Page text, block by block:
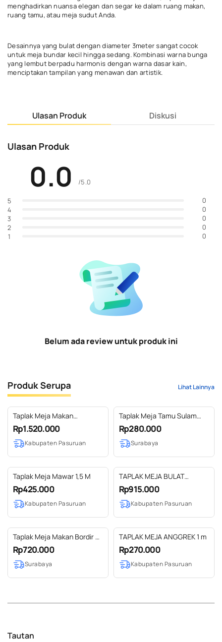
menghadirkan nuansa elegan dan segar ke dalam ruang makan,
ruang tamu, atau meja sudut Anda.
Desainnya yang bulat dengan diameter 3meter sangat cocok
untuk meja bundar kecil hingga sedang. Kombinasi warna bunga
yang lembut berpadu harmonis dengan warna dasar kain,
menciptakan tampilan yang menawan dan artistik.
Ulasan Produk Diskusi
Ulasan Produk
0.0 /5.0
5
0
4
0
3
0
2
0
1
0
Belum ada review untuk produk ini
Produk Serupa Lihat Lainnya
Taplak Meja Makan
Geometris 220 X 140
Rp1.520.000
Kabupaten Pasuruan
Taplak Meja Tamu Sulam
Maroon
Rp280.000
Surabaya
Taplak Meja Mawar 1,5 M
Rp425.000
Kabupaten Pasuruan
TAPLAK MEJA BULAT
MAWAR UK 1 M
Rp915.000
Kabupaten Pasuruan
Taplak Meja Makan Bordir 4
Kursi
Rp720.000
Surabaya
TAPLAK MEJA ANGGREK 1 m
Rp270.000
Kabupaten Pasuruan
Tautan